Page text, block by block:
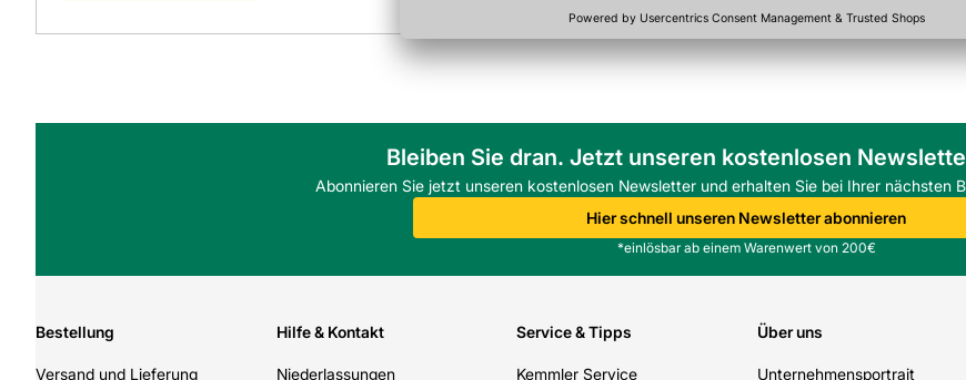
Verwendung Wand: Ja
Bleiben Sie dran. Jetzt unseren kostenlosen
Abonnieren Sie jetzt unseren kostenlosen Newsletter und erhalten Sie bei Ihrer nächsten
Hier schnell unseren Newsletter abonnieren
*einlösbar ab einem Warenwert von 200€
Bestellung
Versand und Lieferung
Hilfe & Kontakt
Niederlassungen
Service & Tipps
Kemmler Service
Über uns
Unternehmensportrait